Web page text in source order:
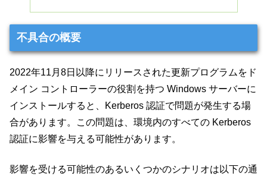
不具合の概要
2022年11月8日以降にリリースされた更新プログラムをド
メイン コントローラーの役割を持つ Windows サーバーに
インストールすると、Kerberos 認証で問題が発生する場
合があります。この問題は、環境内のすべての Kerberos
認証に影響を与える可能性があります。
影響を受ける可能性のあるいくつかのシナリオは以下の通